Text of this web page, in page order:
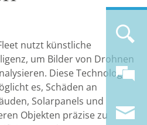
nutzt künstliche
um Bilder von Drohnen
Diese Technologie
es, Schäden an
Solarpanels und
Objekten präzise zu